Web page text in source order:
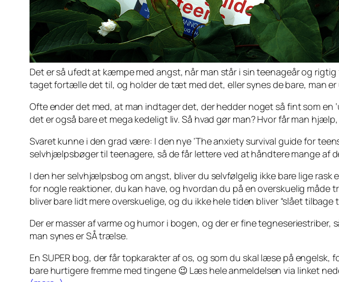
Det er så ufedt at kæmpe med angst, når man står i sin teenageår og
taget fortælle det til, og holder de tæt med det, eller synes de bare, man
Ofte ender det med, at man indtager det, der hedder noget så fint som
det er også bare et mega kedeligt liv. Så hvad gør man? Hvor får man
Svaret kunne i den grad være: I den nye ‘The anxiety survival guide for
selvhjælpsbøger til teenagere, så de får lettere ved at håndtere mange af
I den her selvhjælpsbog om angst, bliver du selvfølgelig ikke bare lige
for nogle reaktioner, du kan have, og hvordan du på en overskuelig
bliverbare lidtmere overskuelige, og du ikke hele tiden bliver “slået tilbage
Der er masser af varme og humor i bogen, og der er fine
man synes er SÅ trælse.
En SUPER bog, der får topkarakter af os, og som du skal læse på
bare hurtigere fremme med tingene 😉 Læs hele anmeldelsen via linket